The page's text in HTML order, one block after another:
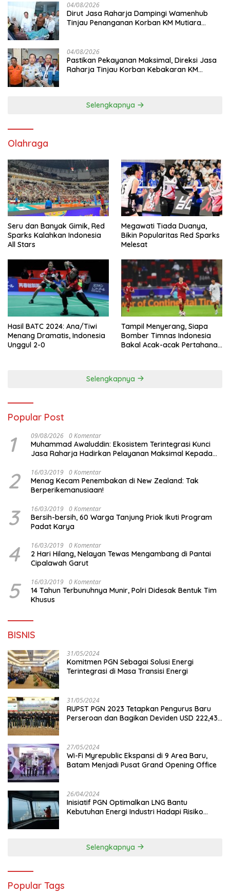
04/08/2026
Dirut Jasa Raharja Dampingi Wamenhub
Tinjau Penanganan Korban KM Mutiara
04/08/2026
Pastikan Pekayanan Maksimal, Direksi Jasa
Raharja Tinjau Korban Kebakaran KM
Selengkapnya
Olahraga
Seru dan Banyak Gimik, Red
Sparks Kalahkan Indonesia
All Stars
Megawati Tiada Duanya,
Bikin Popularitas Red Sparks
Melesat
Hasil BATC 2024: Ana/Tiwi
Menang Dramatis, Indonesia
Unggul 2-0
Tampil Menyerang, Siapa
Bomber Timnas Indonesia
Bakal Acak-acak Pertahanan
Selengkapnya
Popular Post
1 09/08/2026 0 Komentar
Muhammad Awaluddin: Ekosistem Terintegrasi Kunci
Jasa Raharja Hadirkan Pelayanan Maksimal Kepada
2 16/03/2019 0 Komentar
Menag Kecam Penembakan di New Zealand: Tak
Berperikemanusiaan!
3 16/03/2019 0 Komentar
Bersih-bersih, 60 Warga Tanjung Priok Ikuti Program
Padat Karya
4 16/03/2019 0 Komentar
2 Hari Hilang, Nelayan Tewas Mengambang di Pantai
Cipalawah Garut
5 16/03/2019 0 Komentar
14 Tahun Terbunuhnya Munir, Polri Didesak Bentuk Tim
Khusus
BISNIS
31/05/2024
Komitmen PGN Sebagai Solusi Energi
Terintegrasi di Masa Transisi Energi
31/05/2024
RUPST PGN 2023 Tetapkan Pengurus Baru
Perseroan dan Bagikan Deviden USD 222,43
27/05/2024
Wi-Fi Myrepublic Ekspansi di 9 Area Baru,
Batam Menjadi Pusat Grand Opening Office
26/04/2024
Inisiatif PGN Optimalkan LNG Bantu
Kebutuhan Energi Industri Hadapi Risiko
Selengkapnya
Popular Tags